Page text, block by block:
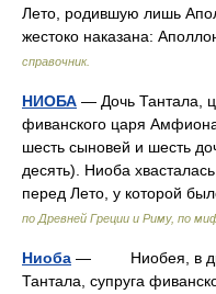
Лето, родившую лишь
жестоко наказана:
справочник.
НИОБА — Дочь Тантала,
фиванского царя
шесть сыновей и шесть
десять). Ниоба
перед Лето, у которой
по Древней Греции и Риму, по
Ниоба — Ниобея, в
Тантала, супруга